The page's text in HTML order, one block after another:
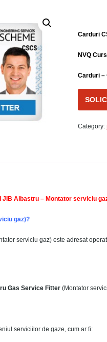
Carduri
NVQ
Carduri –
Category:
JIB Albastru – Montator serviciu
gaz)?
serviciu gaz) este adresat
Gas Service Fitter (Montator
serviciilor de gaze, cum ar fi: